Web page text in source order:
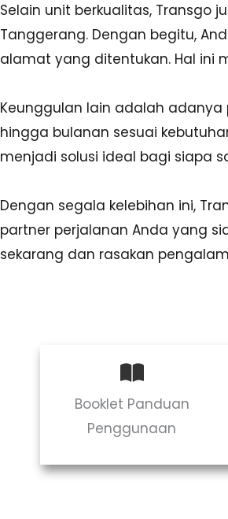
Selain unit berkualitas, Transgo
Tanggerang. Dengan begitu,
alamat yang ditentukan. Hal ini
Keunggulan lain adalah adanya
hingga bulanan sesuai
menjadi solusi ideal bagi siapa
Dengan segala kelebihan ini,
partner perjalanan Anda yang
sekarang dan rasakan
Booklet Panduan
Penggunaan